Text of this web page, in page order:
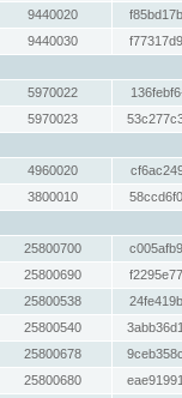
9440020
9440030
5970022
5970023
4960020
3800010
25800700
25800690
25800538
25800540
25800678
25800680